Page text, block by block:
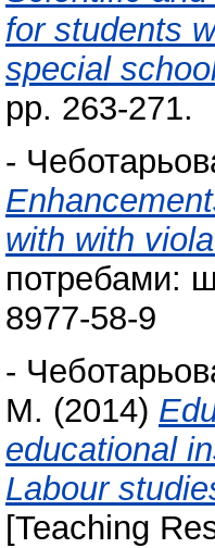
for students
special
pp. 263-271.
-
with with
потребами:
8977-58-9
-
М. (2014)
educational
Labour
[Teaching